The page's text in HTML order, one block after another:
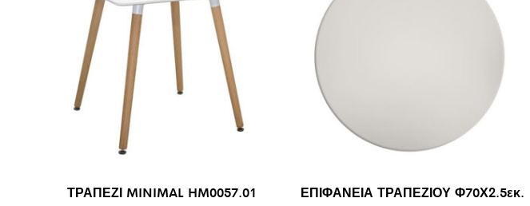
ΤΡΑΠΕΖΙ MINIMAL HM0057.01
ΕΠΙΦΑΝΕΙΑ ΤΡΑΠΕΖΙΟΥ Φ70Χ2.5εκ.